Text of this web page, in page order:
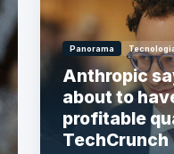
Panorama
Anthropic
about to
profitable
TechCrunch